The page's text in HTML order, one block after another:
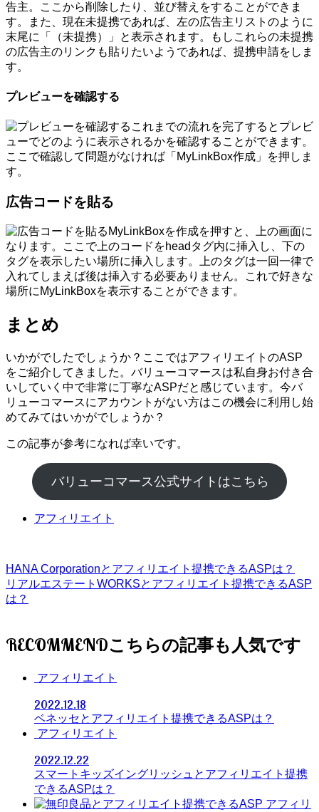
告主。ここから削除したり、並び替えをすることができま
す。また、現在未提携であれば、左の広告主リストのように
末尾に「（未提携）」と表示されます。もしこれらの未提携
の広告主のリンクも貼りたいようであれば、提携申請をしま
す。
プレビューを確認する
これまでの流れを完了するとプレビ
ューでどのように表示されるかを確認することができます。
ここで確認して問題がなければ「MyLinkBox作成」を押しま
す。
広告コードを貼る
MyLinkBoxを作成を押すと、上の画面に
なります。ここで上のコードをheadタグ内に挿入し、下の
タグを表示したい場所に挿入します。上のタグは一回一律で
入れてしまえば後は挿入する必要ありません。これで好きな
場所にMyLinkBoxを表示することができます。
まとめ
いかがでしたでしょうか？ここではアフィリエイトのASP
をご紹介してきました。バリューコマースは私自身お付き合
いしていく中で非常に丁寧なASPだと感じています。今バ
リューコマースにアカウントがない方はこの機会に利用し始
めてみてはいかがでしょうか？
この記事が参考になれば幸いです。
バリューコマース公式サイトはこちら
アフィリエイト
HANA Corporationとアフィリエイト提携できるASPは？
リアルエステートWORKSとアフィリエイト提携できるASP
は？
RECOMMEND
アフィリエイト
2022.12.18
ベネッセとアフィリエイト提携できるASPは？
アフィリエイト
2022.12.22
スマートキッズイングリッシュとアフィリエイト提携
できるASPは？
アフィリ